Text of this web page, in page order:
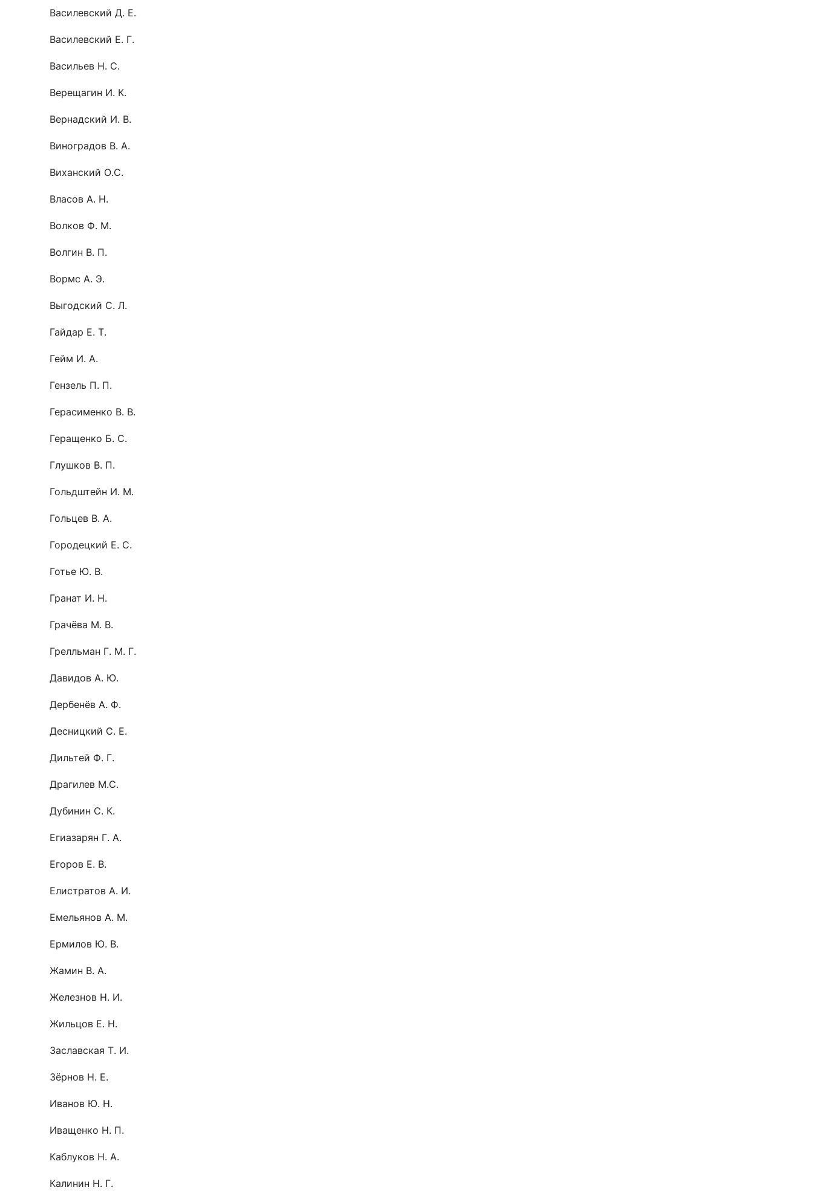
Василевский Д. Е.
Василевский Е. Г.
Васильев Н. С.
Верещагин И. К.
Вернадский И. В.
Виноградов В. А.
Виханский О.С.
Власов А. Н.
Волков Ф. М.
Волгин В. П.
Вормс А. Э.
Выгодский С. Л.
Гайдар Е. Т.
Гейм И. А.
Гензель П. П.
Герасименко В. В.
Геращенко Б. С.
Глушков В. П.
Гольдштейн И. М.
Гольцев В. А.
Городецкий Е. С.
Готье Ю. В.
Гранат И. Н.
Грачёва М. В.
Грелльман Г. М. Г.
Давидов А. Ю.
Дербенёв А. Ф.
Десницкий С. Е.
Дильтей Ф. Г.
Драгилев М.С.
Дубинин С. К.
Егиазарян Г. А.
Егоров Е. В.
Елистратов А. И.
Емельянов А. М.
Ермилов Ю. В.
Жамин В. А.
Железнов Н. И.
Жильцов Е. Н.
Заславская Т. И.
Зёрнов Н. Е.
Иванов Ю. Н.
Иващенко Н. П.
Каблуков Н. А.
Калинин Н. Г.